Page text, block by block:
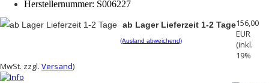
Herstellernummer: S006227
ab Lager Lieferzeit 1-2 Tage
(Ausland abweichend)
156,00
EUR
(inkl.
19%
MwSt. zzgl. Versand)